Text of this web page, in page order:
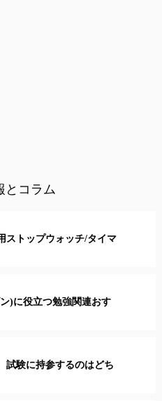
とコラム
ストップウォッチ/タイマ
)に役立つ勉強関連おす
試験に持参するのはどち